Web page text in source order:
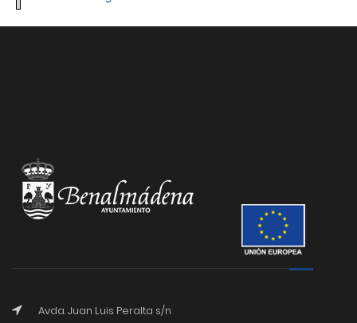
Avda. Juan Luis Peralta s/n